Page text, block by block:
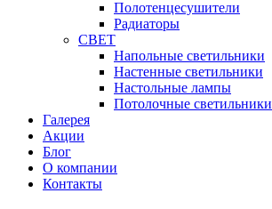
Полотенцесушители
Радиаторы
СВЕТ
Напольные светильники
Настенные светильники
Настольные лампы
Потолочные светильники
Галерея
Акции
Блог
О компании
Контакты